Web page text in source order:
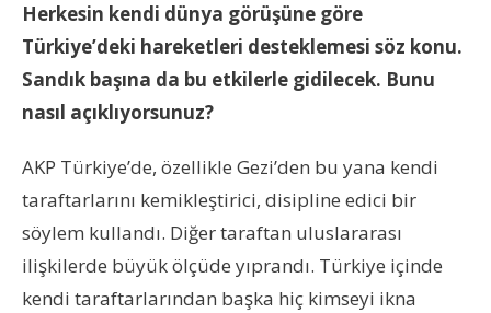
Herkesin kendi dünya görüşüne göre
Türkiye’deki hareketleri desteklemesi söz konu.
Sandık başına da bu etkilerle gidilecek. Bunu
nasıl açıklıyorsunuz?
AKP Türkiye’de, özellikle Gezi’den bu yana kendi
taraftarlarını kemikleştirici, disipline edici bir
söylem kullandı. Diğer taraftan uluslararası
ilişkilerde büyük ölçüde yıprandı. Türkiye içinde
kendi taraftarlarından başka hiç kimseyi ikna